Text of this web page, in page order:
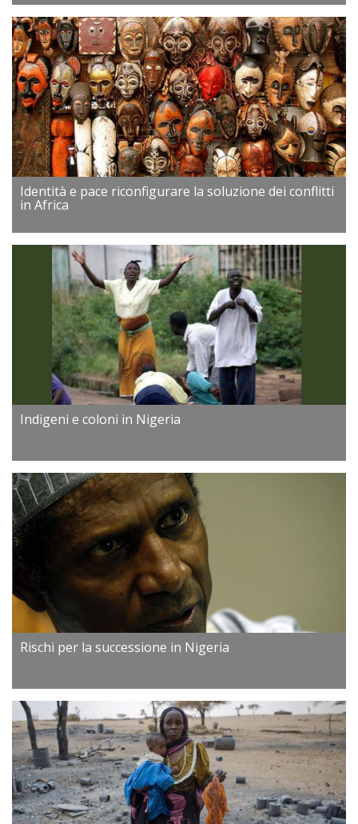
Identità e pace riconfigurare la soluzione dei conflitti
in Africa
Indigeni e coloni in Nigeria
Rischi per la successione in Nigeria